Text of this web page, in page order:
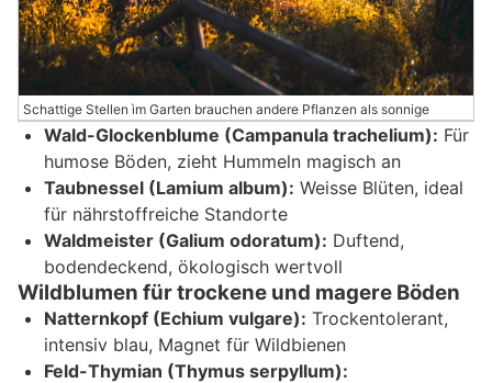
Schattige Stellen ìm Garten brauchen andere Pflanzen als sonnige
Wald-Glockenblume (Campanula trachelium): Für
humose Böden, zieht Hummeln magisch an
Taubnessel (Lamium album): Weisse Blüten, ideal
für nährstoffreiche Standorte
Waldmeister (Galium odoratum): Duftend,
bodendeckend, ökologisch wertvoll
Wildblumen für trockene und magere Böden
Natternkopf (Echium vulgare): Trockentolerant,
intensiv blau, Magnet für Wildbienen
Feld-Thymian (Thymus serpyllum):